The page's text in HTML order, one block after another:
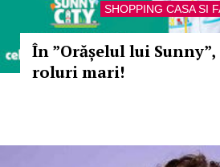
SHOPPING CASA SI
În ”Orășelul lui
roluri mari!